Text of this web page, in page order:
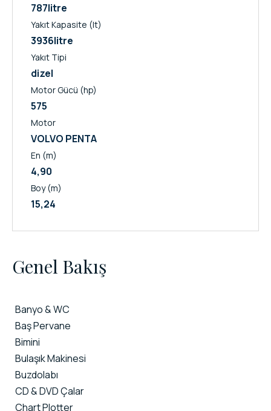
787litre
Yakıt Kapasite (lt)
3936litre
Yakıt Tipi
dizel
Motor Gücü (hp)
575
Motor
VOLVO PENTA
En (m)
4,90
Boy (m)
15,24
Genel Bakış
Banyo & WC
Baş Pervane
Bimini
Bulaşık Makinesi
Buzdolabı
CD & DVD Çalar
Chart Plotter